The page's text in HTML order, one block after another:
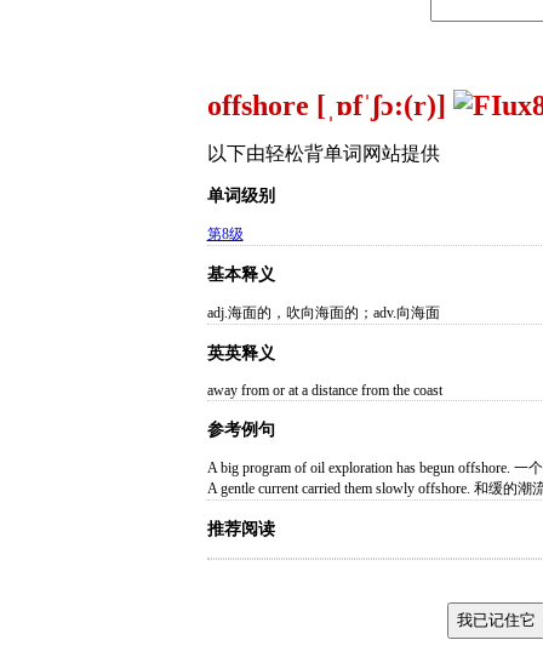
offshore [ˌɒfˈʃɔ:(r)]
以下由轻松背单词网站提供
单词级别
第8级
基本释义
adj.海面的，吹向海面的；adv.向海面
英英释义
away from or at a distance from the coast
参考例句
A big program of oil exploration has begun offshore.
A gentle current carried them slowly offshore. 和缓的
推荐阅读